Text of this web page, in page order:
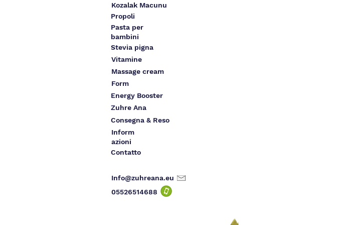
Kozalak Macunu
Propoli
Pasta per
bambini
Stevia pigna
Vitamine
Massage cream
Form
Energy Booster
Zuhre Ana
Consegna & Reso
Inform
azioni
Contatto
Info@zuhreana.eu
05526514688